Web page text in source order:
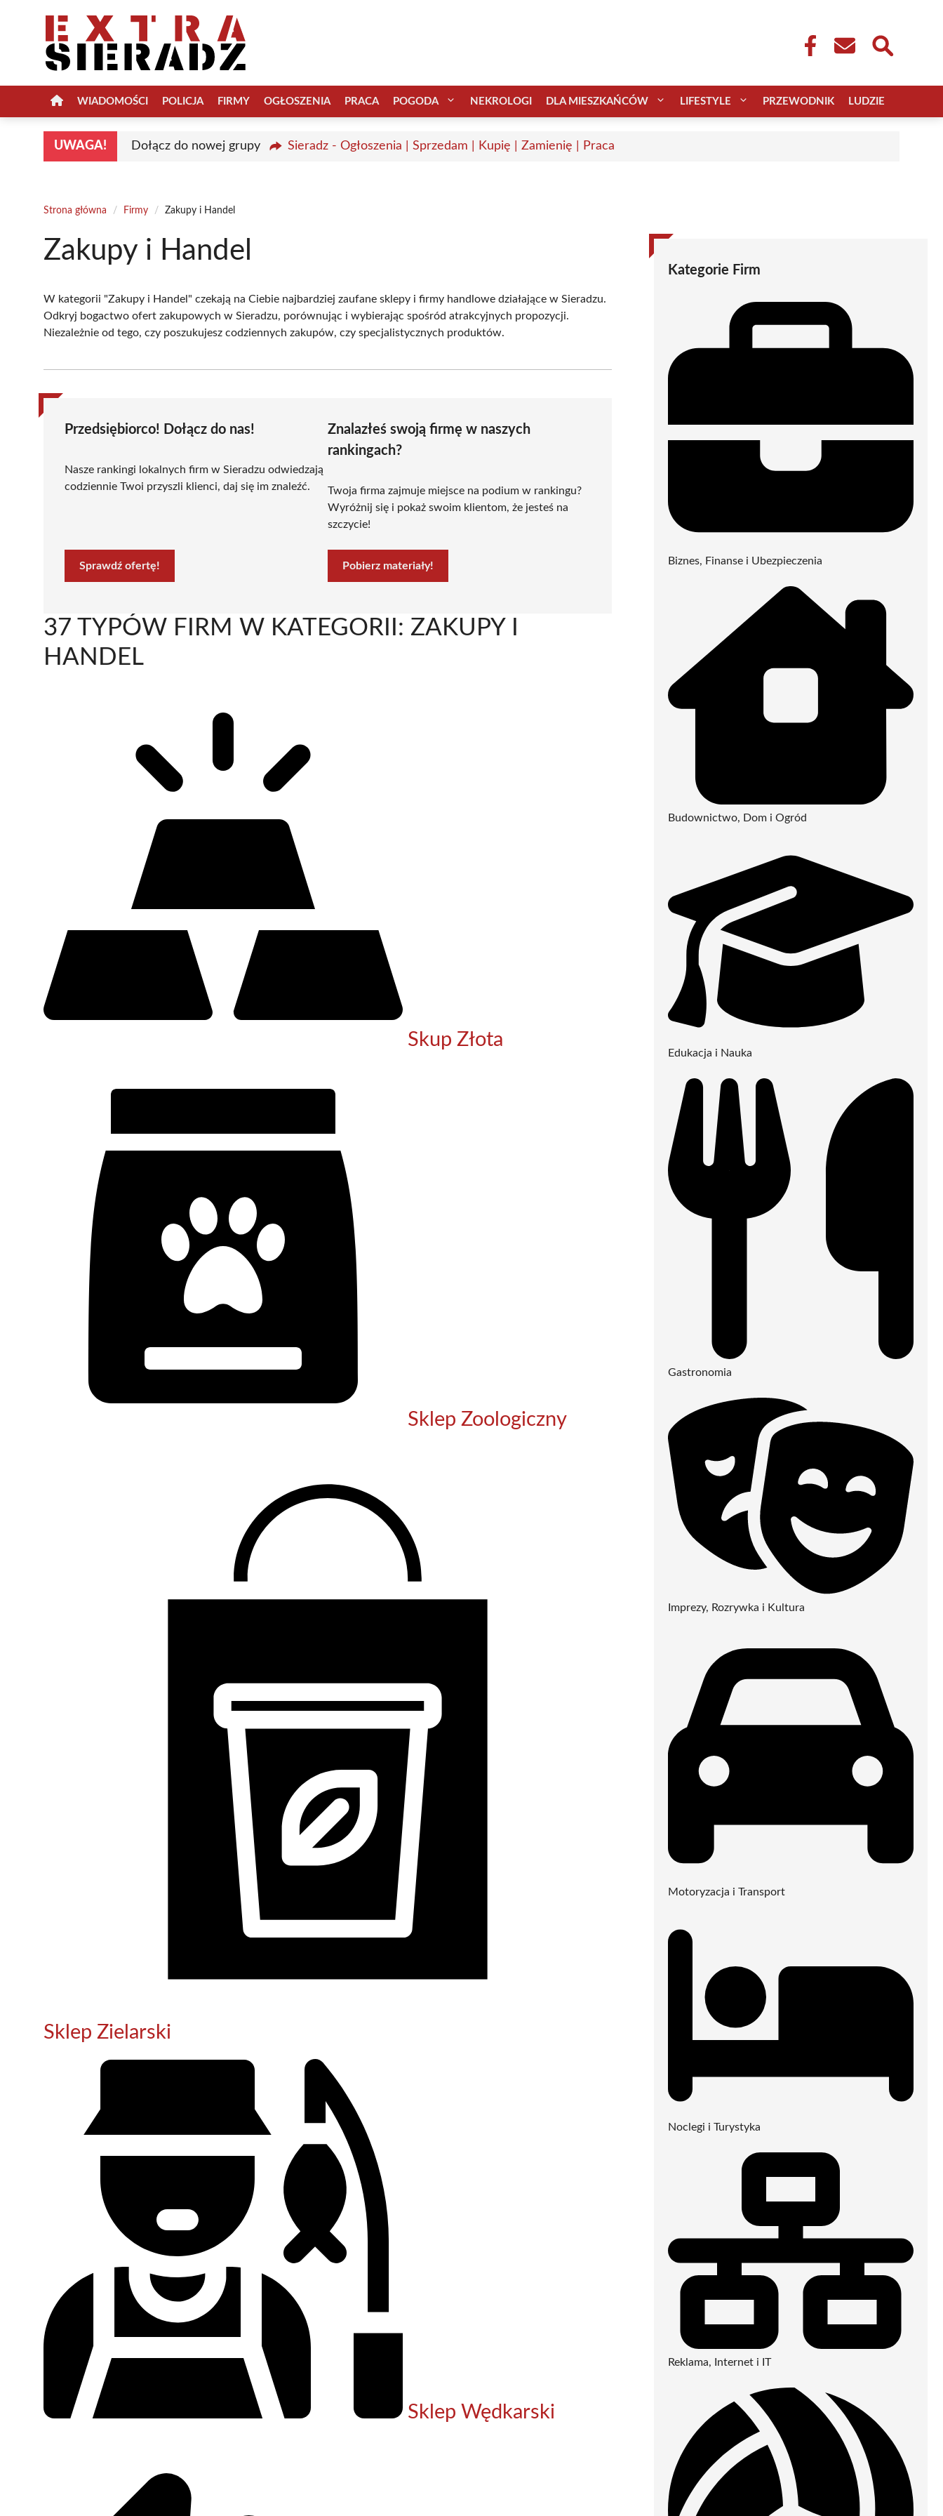
WIADOMOŚCI POLICJA FIRMY OGŁOSZENIA PRACA POGODA NEKROLOGI DLA MIESZKAŃCÓW LIFESTYLE PRZEWODNIK LUDZIE
UWAGA! Dołącz do nowej grupy Sieradz - Ogłoszenia | Sprzedam | Kupię | Zamienię | Praca
Strona główna / Firmy / Zakupy i Handel
Zakupy i Handel
W kategorii "Zakupy i Handel" czekają na Ciebie najbardziej zaufane sklepy i firmy handlowe działające w Sieradzu.
Odkryj bogactwo ofert zakupowych w Sieradzu, porównując i wybierając spośród atrakcyjnych propozycji.
Niezależnie od tego, czy poszukujesz codziennych zakupów, czy specjalistycznych produktów.
Przedsiębiorco! Dołącz do nas!
Nasze rankingi lokalnych firm w Sieradzu odwiedzają
codziennie Twoi przyszli klienci, daj się im znaleźć.
Sprawdź ofertę!
Znalazłeś swoją firmę w naszych
rankingach?
Twoja firma zajmuje miejsce na podium w rankingu?
Wyróżnij się i pokaż swoim klientom, że jesteś na
szczycie!
Pobierz materiały!
37 TYPÓW FIRM W KATEGORII: ZAKUPY I
HANDEL
Skup Złota
Sklep Zoologiczny
Sklep Zielarski
Sklep Wędkarski
Kategorie Firm
Biznes, Finanse i Ubezpieczenia
Budownictwo, Dom i Ogród
Edukacja i Nauka
Gastronomia
Imprezy, Rozrywka i Kultura
Motoryzacja i Transport
Noclegi i Turystyka
Reklama, Internet i IT